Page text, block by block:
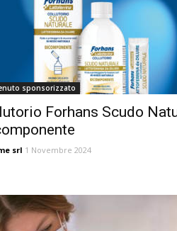
sponsorizzato
Forhans Scudo
srl 1 Novembre 2024